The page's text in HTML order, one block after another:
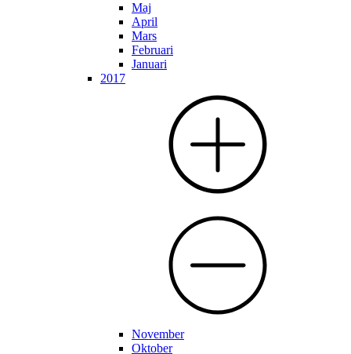
Maj
April
Mars
Februari
Januari
2017
November
Oktober